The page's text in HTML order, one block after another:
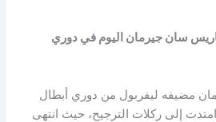
سان جيرمان اليوم في دوري
مضيفه ليفربول من دوري أبطال
امتدت إلى ركلات الترجيح، حيث انتهى